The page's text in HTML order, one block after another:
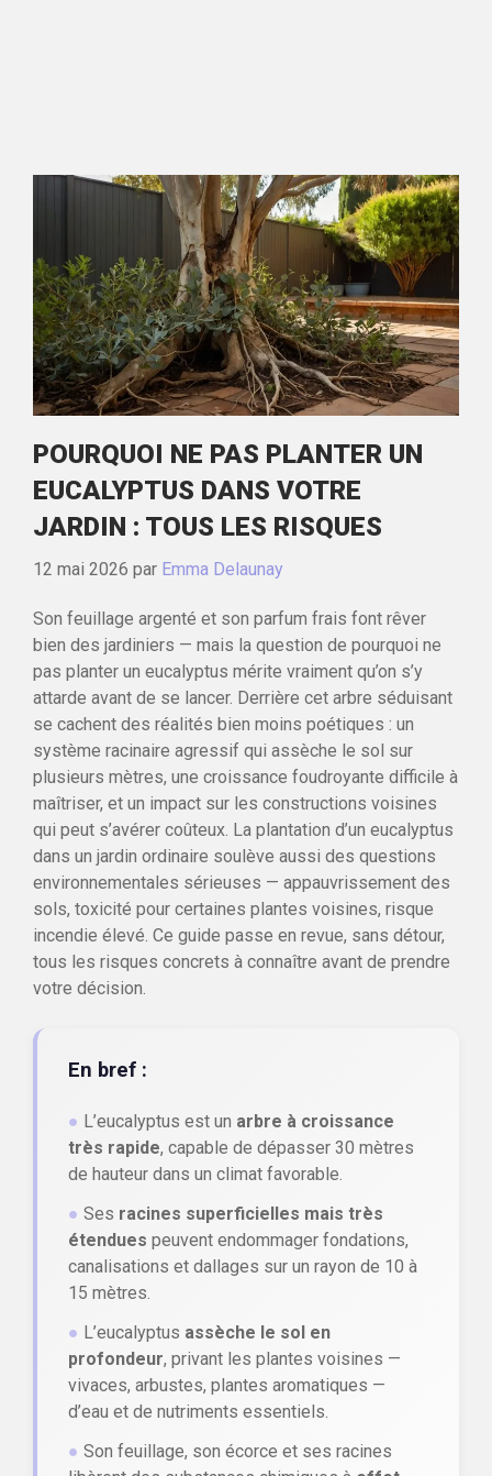
POURQUOI NE PAS PLANTER UN
EUCALYPTUS DANS VOTRE
JARDIN : TOUS LES RISQUES
12 mai 2026 par Emma Delaunay
Son feuillage argenté et son parfum frais font rêver
bien des jardiniers — mais la question de pourquoi ne
pas planter un eucalyptus mérite vraiment qu’on s’y
attarde avant de se lancer. Derrière cet arbre séduisant
se cachent des réalités bien moins poétiques : un
système racinaire agressif qui assèche le sol sur
plusieurs mètres, une croissance foudroyante difficile à
maîtriser, et un impact sur les constructions voisines
qui peut s’avérer coûteux. La plantation d’un eucalyptus
dans un jardin ordinaire soulève aussi des questions
environnementales sérieuses — appauvrissement des
sols, toxicité pour certaines plantes voisines, risque
incendie élevé. Ce guide passe en revue, sans détour,
tous les risques concrets à connaître avant de prendre
votre décision.
En bref :
● L’eucalyptus est un arbre à croissance
très rapide, capable de dépasser 30 mètres
de hauteur dans un climat favorable.
● Ses racines superficielles mais très
étendues peuvent endommager fondations,
canalisations et dallages sur un rayon de 10 à
15 mètres.
● L’eucalyptus assèche le sol en
profondeur, privant les plantes voisines —
vivaces, arbustes, plantes aromatiques —
d’eau et de nutriments essentiels.
● Son feuillage, son écorce et ses racines